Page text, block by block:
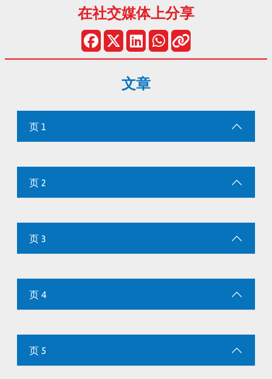
在社交媒体上分享
文章
页 1
页 2
页 3
页 4
页 5